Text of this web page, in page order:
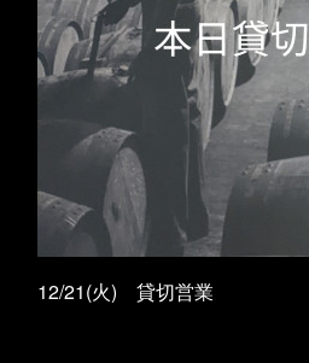
12/21(火) 貸切営業